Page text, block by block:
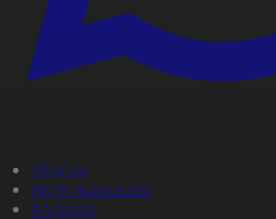
#Қоғам
#Күн жаңалығы
#Aqparat